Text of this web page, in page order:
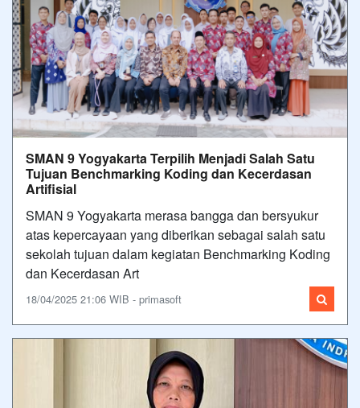
SMAN 9 Yogyakarta Terpilih Menjadi Salah Satu
Tujuan Benchmarking Koding dan Kecerdasan
Artifisial
SMAN 9 Yogyakarta merasa bangga dan bersyukur
atas kepercayaan yang diberikan sebagai salah satu
sekolah tujuan dalam kegiatan Benchmarking Koding
dan Kecerdasan Art
18/04/2025 21:06 WIB - primasoft